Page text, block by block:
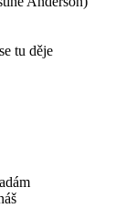
tu děje